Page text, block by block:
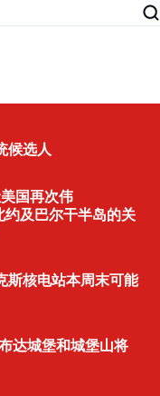
候选人
国再次伟
及巴尔干半岛的关
斯核电站本周末可能
达城堡和城堡山将